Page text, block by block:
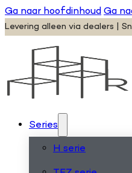
Ga naar hoofdinhoudGa
Levering alleen via dealers |
Series
H serie